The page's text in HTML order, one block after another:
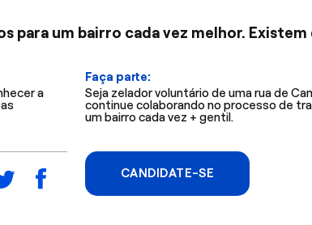
para um bairro cada vez melhor. Existem
a
Faça parte:
Seja zelador voluntário de uma rua de
continue colaborando no processo de
um bairro cada vez + gentil.
CANDIDATE-SE